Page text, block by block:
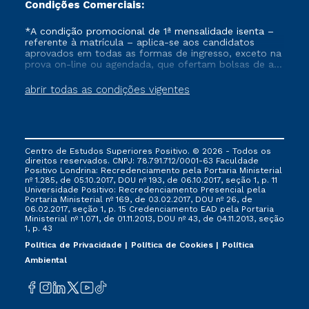
Condições Comerciais:
abrir todas as condições vigentes
*A condição promocional de 1ª mensalidade isenta –
referente à matrícula – aplica-se aos candidatos
aprovados em todas as formas de ingresso, exceto na
prova on-line ou agendada, que ofertam bolsas de até
vigente, que ainda não tenham efetivado e/ou não
tenham cancelado ou trancado sua matrícula em uma
via FIES, Prouni e outros programas governamentais, e
não se acumula com nenhuma outra campanha
ofertada pela Instituição.
Centro de Estudos Superiores Positivo. © 2026 - Todos os
direitos reservados. CNPJ: 78.791.712/0001-63 Faculdade
Positivo Londrina: Recredenciamento pela Portaria Ministerial
nº 1.285, de 05.10.2017, DOU nº 193, de 06.10.2017, seção 1, p. 11
Universidade Positivo: Recredenciamento Presencial ​pela
Portaria Ministerial nº 169, de 03.02.2017, DOU nº 26, de
06.02.2017, seção 1, p. 15 Credenciamento EAD pela Portaria
Ministerial nº 1.071, de 01.11.2013, DOU nº 43, de 04.11.2013, seção
1, p. 43
Política de Privacidade
Política de Cookies
Política
Ambiental